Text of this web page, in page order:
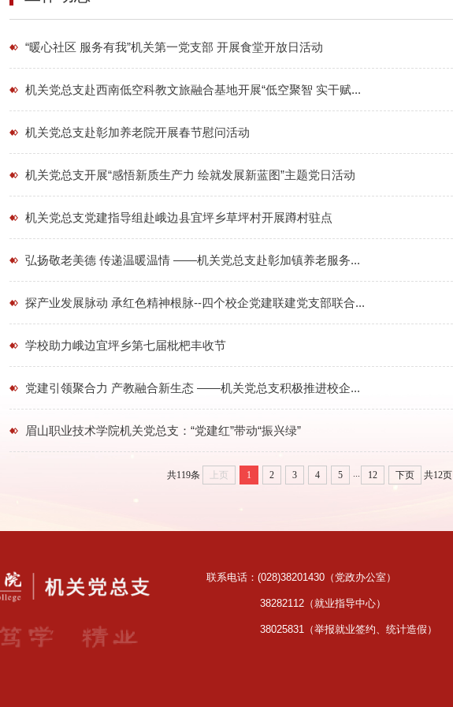
“暖心社区 服务有我”机关第一党支部 开展食堂开放日活动
机关党总支赴西南低空科教文旅融合基地开展“低空聚智 实干赋...
机关党总支赴彰加养老院开展春节慰问活动
机关党总支开展“感悟新质生产力 绘就发展新蓝图”主题党日活动
机关党总支党建指导组赴峨边县宜坪乡草坪村开展蹲村驻点
弘扬敬老美德 传递温暖温情 ——机关党总支赴彰加镇养老服务...
探产业发展脉动 承红色精神根脉--四个校企党建联建党支部联合...
学校助力峨边宜坪乡第七届枇杷丰收节
党建引领聚合力 产教融合新生态 ——机关党总支积极推进校企...
眉山职业技术学院机关党总支：“党建红”带动“振兴绿”
共119条 上页 1 2 3 4 5 ... 12 下页 共12页
联系电话：(028)38201430（党政办公室）
38282112（就业指导中心）
38025831（举报就业签约、统计造假）